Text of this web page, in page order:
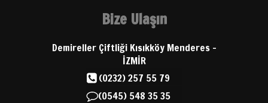
Bize Ulaşın
Demireller Çiftliği Kısıkköy Menderes -
İZMİR
(0232) 257 55 79
(0545) 548 35 35